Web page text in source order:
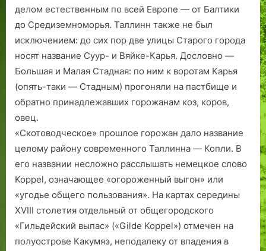
делом естественным по всей Европе — от Балтики
до Средиземноморья. Таллинн также не был
исключением: до сих пор две улицы Старого города
носят название Суур- и Вяйке-Карья. Дословно —
Большая и Малая Стадная: по ним к воротам Карья
(опять-таки — Стадным) прогоняли на пастбище и
обратно принадлежавших горожанам коз, коров,
овец.
«Скотоводческое» прошлое горожан дало название
целому району современного Таллинна — Копли. В
его названии несложно расслышать немецкое слово
Koppel, означающее «огороженный выгон» или
«угодье общего пользования». На картах середины
XVIII столетия отдельный от общегородского
«Гильдейский выпас» («Gilde Koppel») отмечен на
полуострове Какумяэ, неподалеку от впадения в